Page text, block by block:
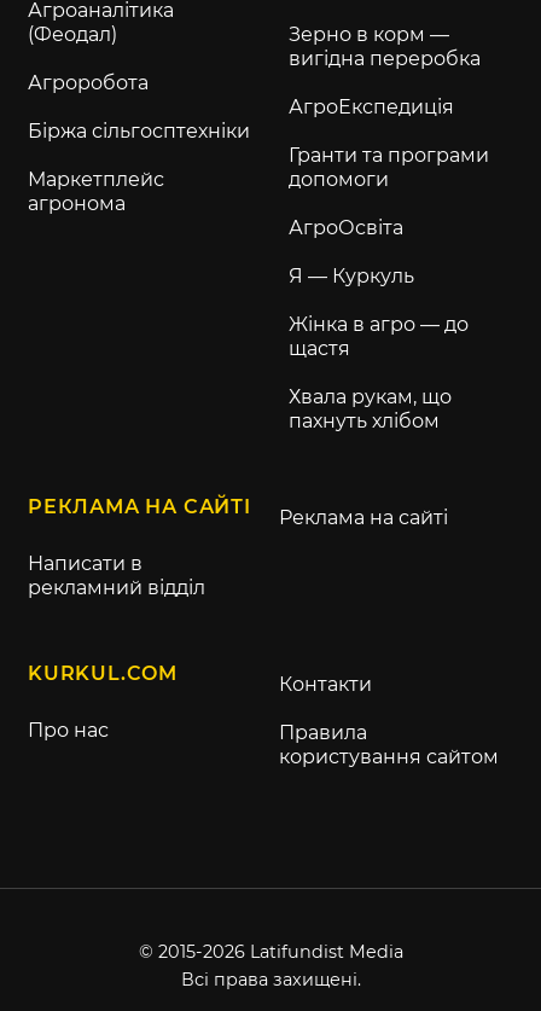
Агроаналітика
(Феодал)
Агроробота
Біржа сільгосптехніки
Маркетплейс
агронома
Зерно в корм —
вигідна переробка
АгроЕкспедиція
Гранти та програми
допомоги
АгроОсвіта
Я — Куркуль
Жінка в агро — до
щастя
Хвала рукам, що
пахнуть хлібом
РЕКЛАМА НА САЙТІ
Написати в
рекламний відділ
Реклама на сайті
KURKUL.COM
Про нас
Контакти
Правила
користування сайтом
© 2015-2026 Latifundist Media
Всі права захищені.